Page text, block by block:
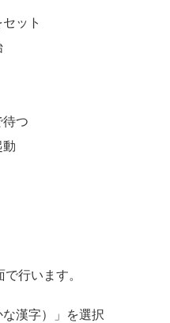
ット
待つ
動
行います。
漢字）」を選択